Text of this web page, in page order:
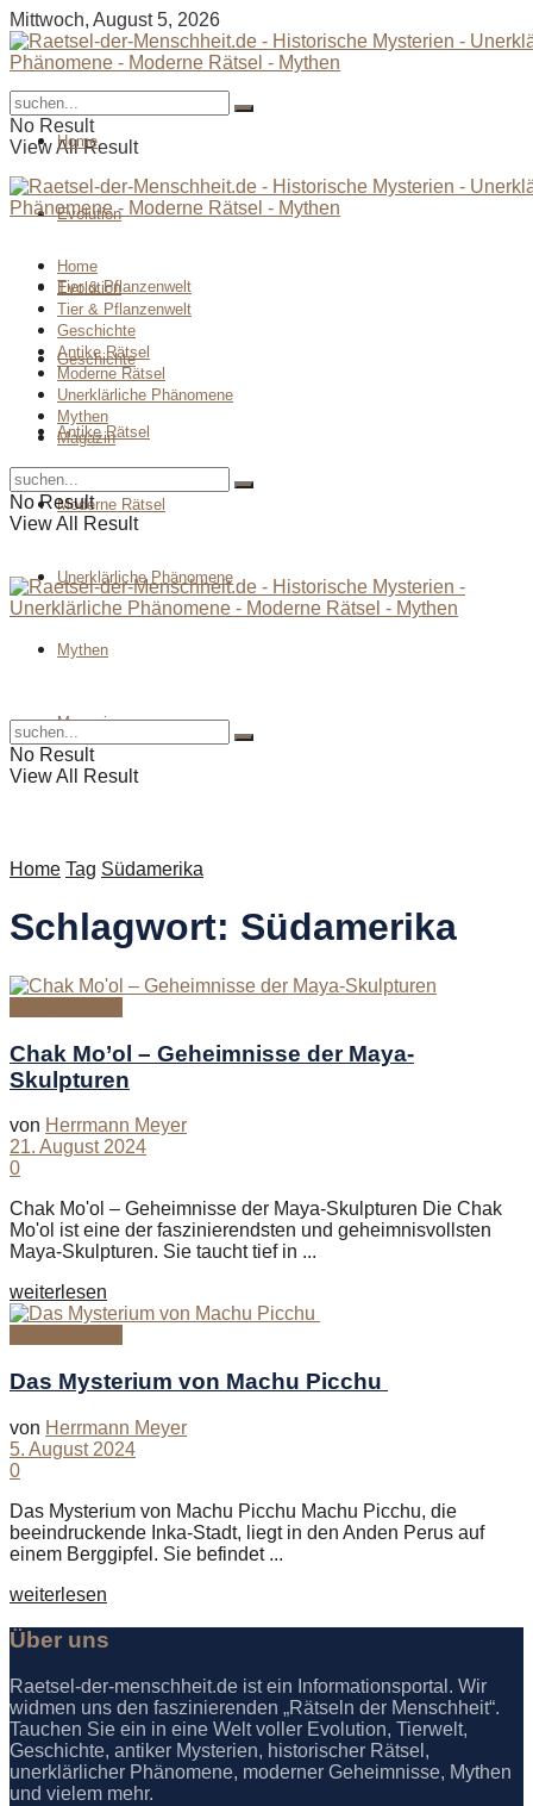
Mittwoch, August 5, 2026
No Result
View All Result
Home
Evolution
Tier & Pflanzenwelt
Geschichte
Antike Rätsel
Moderne Rätsel
Unerklärliche Phänomene
Mythen
Magazin
Home
Evolution
Tier & Pflanzenwelt
Geschichte
Antike Rätsel
Moderne Rätsel
Unerklärliche Phänomene
Mythen
Magazin
No Result
View All Result
No Result
View All Result
Home Tag Südamerika
Schlagwort: Südamerika
Chak Mo’ol – Geheimnisse der Maya-
Skulpturen
von Herrmann Meyer
21. August 2024
0
Chak Mo'ol – Geheimnisse der Maya-Skulpturen Die Chak
Mo'ol ist eine der faszinierendsten und geheimnisvollsten
Maya-Skulpturen. Sie taucht tief in ...
weiterlesen
Das Mysterium von Machu Picchu
von Herrmann Meyer
5. August 2024
0
Das Mysterium von Machu Picchu Machu Picchu, die
beeindruckende Inka-Stadt, liegt in den Anden Perus auf
einem Berggipfel. Sie befindet ...
weiterlesen
Über uns
Raetsel-der-menschheit.de ist ein Informationsportal. Wir
widmen uns den faszinierenden „Rätseln der Menschheit“.
Tauchen Sie ein in eine Welt voller Evolution, Tierwelt,
Geschichte, antiker Mysterien, historischer Rätsel,
unerklärlicher Phänomene, moderner Geheimnisse, Mythen
und vielem mehr.